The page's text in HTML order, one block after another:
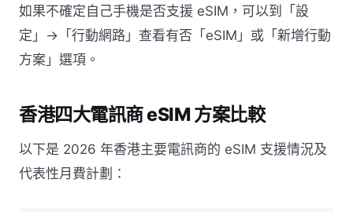
如果不確定自己手機是否支援 eSIM，可以到「設
定」→「行動網路」查看有否「eSIM」或「新增行動
方案」選項。
香港四大電訊商 eSIM 方案比較
以下是 2026 年香港主要電訊商的 eSIM 支援情況及
代表性月費計劃：